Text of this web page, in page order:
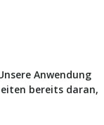
Anwendung
bereits daran,